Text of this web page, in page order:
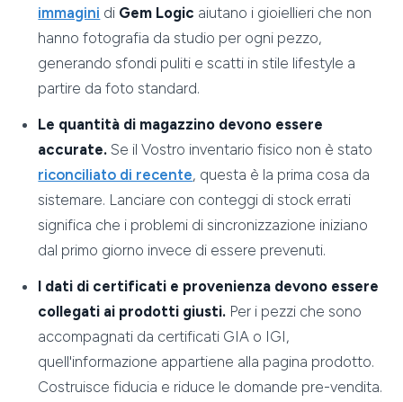
immagini di Gem Logic aiutano i gioiellieri che non
hanno fotografia da studio per ogni pezzo,
generando sfondi puliti e scatti in stile lifestyle a
partire da foto standard.
Le quantità di magazzino devono essere
accurate. Se il Vostro inventario fisico non è stato
riconciliato di recente, questa è la prima cosa da
sistemare. Lanciare con conteggi di stock errati
significa che i problemi di sincronizzazione iniziano
dal primo giorno invece di essere prevenuti.
I dati di certificati e provenienza devono essere
collegati ai prodotti giusti. Per i pezzi che sono
accompagnati da certificati GIA o IGI,
quell'informazione appartiene alla pagina prodotto.
Costruisce fiducia e riduce le domande pre-vendita.